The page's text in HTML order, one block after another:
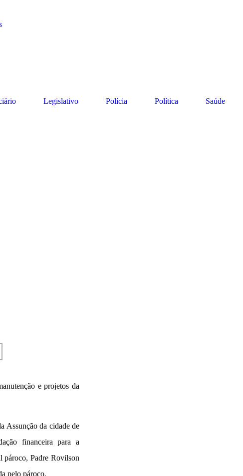
Legislativo Polícia Política Saúde
e projetos da
Assunção da cidade de
financeira para a
pároco, Padre Rovilson
pelo pároco.